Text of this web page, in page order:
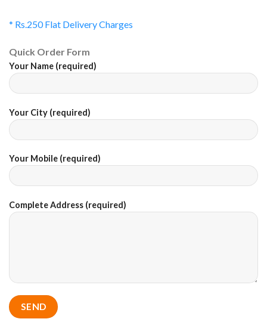
* Rs.250 Flat Delivery Charges
Quick Order Form
Your Name (required)
Your City (required)
Your Mobile (required)
Complete Address (required)